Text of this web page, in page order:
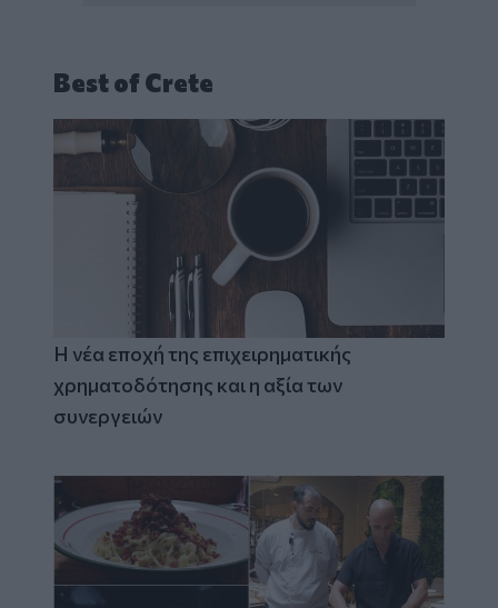
Best of Crete
Η νέα εποχή της επιχειρηματικής
χρηματοδότησης και η αξία των
συνεργειών